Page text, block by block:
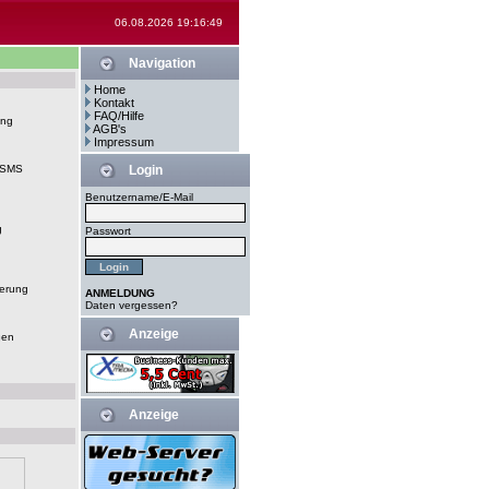
06.08.2026 19:16:49
Navigation
Home
Kontakt
FAQ/Hilfe
AGB's
Impressum
Login
Benutzername/E-Mail
Passwort
ANMELDUNG
Daten vergessen?
Anzeige
Anzeige